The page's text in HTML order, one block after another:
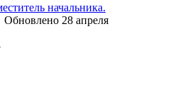
начальника.
Обновлено 28 апреля